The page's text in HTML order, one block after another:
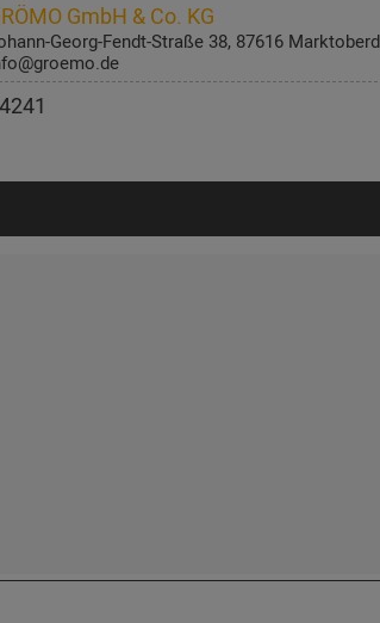
GmbH & Co. KG
Georg-Fendt-Straße 38, 87616